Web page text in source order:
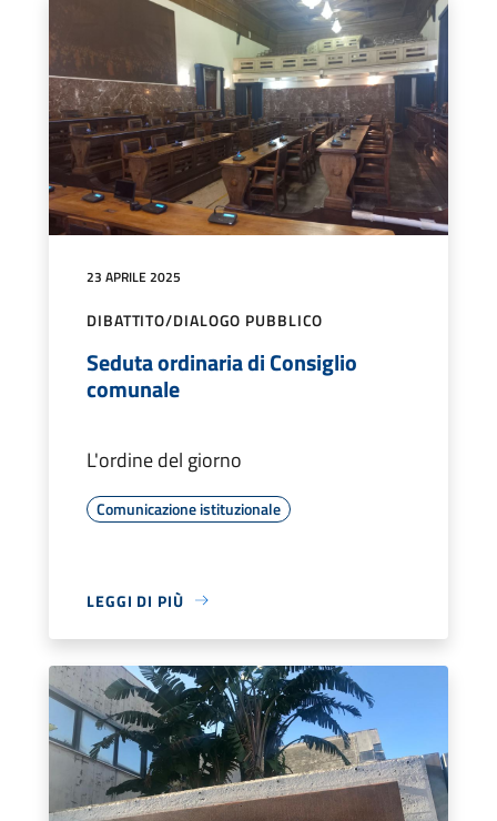
23 APRILE 2025
DIBATTITO/DIALOGO PUBBLICO
Seduta ordinaria di Consiglio
comunale
L'ordine del giorno
Comunicazione istituzionale
LEGGI DI PIÙ